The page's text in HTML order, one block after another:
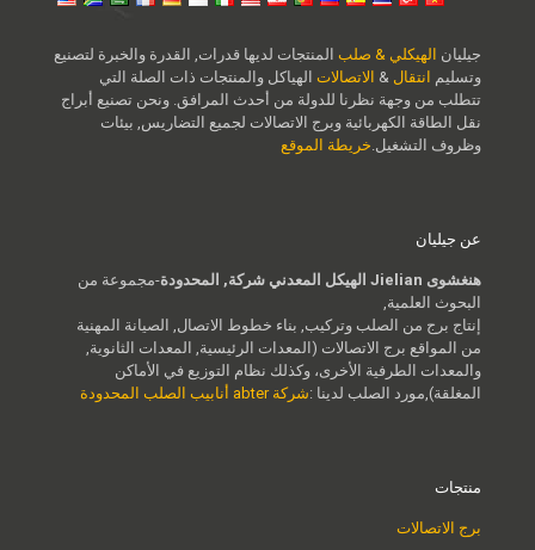
جيليان الهيكلي & صلب المنتجات لديها قدرات, القدرة والخبرة لتصنيع
وتسليم انتقال & الاتصالات الهياكل والمنتجات ذات الصلة التي
تتطلب من وجهة نظرنا للدولة من أحدث المرافق. ونحن تصنيع أبراج
نقل الطاقة الكهربائية وبرج الاتصالات لجميع التضاريس, بيئات
وظروف التشغيل.خريطة الموقع
عن جيليان
هنغشوى Jielian الهيكل المعدني شركة, المحدودة
-مجموعة من
البحوث العلمية,
إنتاج برج من الصلب وتركيب, بناء خطوط الاتصال, الصيانة المهنية
من المواقع برج الاتصالات (المعدات الرئيسية, المعدات الثانوية,
والمعدات الطرفية الأخرى، وكذلك نظام التوزيع في الأماكن
المغلقة),مورد الصلب لدينا :شركة abter أنابيب الصلب المحدودة
منتجات
برج الاتصالات